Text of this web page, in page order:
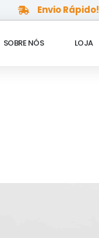
Envio Rápido!
SOBRE NÓS LOJA